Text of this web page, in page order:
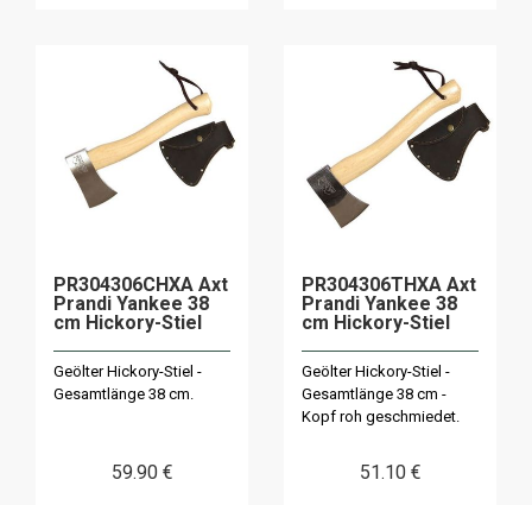
PR304306CHXA Axt
Prandi Yankee 38
cm Hickory-Stiel
Geölter Hickory-Stiel -
Gesamtlänge 38 cm.
59.90 €
PR304306THXA Axt
Prandi Yankee 38
cm Hickory-Stiel
Geölter Hickory-Stiel -
Gesamtlänge 38 cm -
Kopf roh geschmiedet.
51.10 €